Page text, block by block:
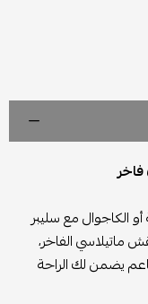
فاخر
الكاجوال مع سليبر
ماتيلاسي الفاخر،
يضمن لك الراحة